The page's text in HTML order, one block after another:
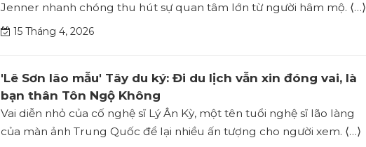
Jenner nhanh chóng thu hút sự quan tâm lớn từ người hâm mộ. ⟨…⟩
15 Tháng 4, 2026
'Lê Sơn lão mẫu' Tây du ký: Đi du lịch vẫn xin đóng vai, là
bạn thân Tôn Ngộ Không
Vai diễn nhỏ của cố nghệ sĩ Lý Ân Kỳ, một tên tuổi nghệ sĩ lão làng
của màn ảnh Trung Quốc để lại nhiều ấn tượng cho người xem. ⟨…⟩